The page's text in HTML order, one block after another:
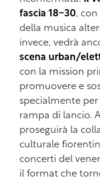
fascia 18-30,
della musica
invece, vedrà
scena urban/
con la mission
promuovere e
specialmente
rampa di lancio.
proseguirà la
culturale
concerti del
il format che